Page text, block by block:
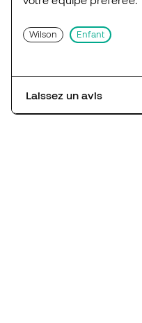
Wilson Enfant
Laissez un avis